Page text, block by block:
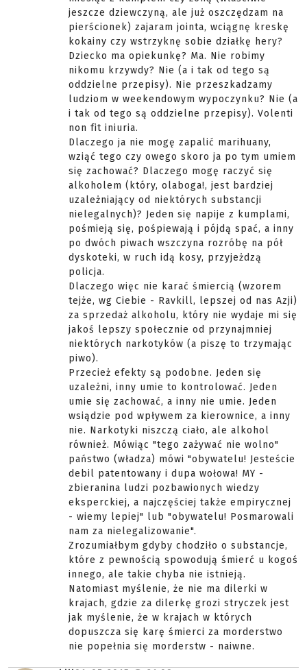
jeszcze dziewczyną, ale już oszczędzam na
pierścionek) zajaram jointa, wciągnę kreskę
kokainy czy wstrzyknę sobie działkę hery?
Dziecko ma opiekunkę? Ma. Nie robimy
nikomu krzywdy? Nie (a i tak od tego są
oddzielne przepisy). Nie przeszkadzamy
ludziom w weekendowym wypoczynku? Nie (a
i tak od tego są oddzielne przepisy). Volenti
non fit iniuria.
Dlaczego ja nie mogę zapalić marihuany,
wziąć tego czy owego skoro ja po tym umiem
się zachować? Dlaczego mogę raczyć się
alkoholem (który, olaboga!, jest bardziej
uzależniający od niektórych substancji
nielegalnych)? Jeden się napije z kumplami,
pośmieją się, pośpiewają i pójdą spać, a inny
po dwóch piwach wszczyna rozróbę na pół
dyskoteki, w ruch idą kosy, przyjeżdzą
policja.
Dlaczego więc nie karać śmiercią (wzorem
tejże, wg Ciebie - Ravkill, lepszej od nas Azji)
za sprzedaż alkoholu, który nie wydaje mi się
jakoś lepszy społecznie od przynajmniej
niektórych narkotyków (a piszę to trzymając
piwo).
Przecież efekty są podobne. Jeden się
uzależni, inny umie to kontrolować. Jeden
umie się zachować, a inny nie umie. Jeden
wsiądzie pod wpływem za kierownice, a inny
nie. Narkotyki niszczą ciało, ale alkohol
również. Mówiąc "tego zażywać nie wolno"
państwo (władza) mówi "obywatelu! Jesteście
debil patentowany i dupa wołowa! MY -
zbieranina ludzi pozbawionych wiedzy
eksperckiej, a najczęściej także empirycznej
- wiemy lepiej" lub "obywatelu! Posmarowali
nam za nielegalizowanie".
Zrozumiałbym gdyby chodziło o substancje,
które z pewnością spowodują śmierć u kogoś
innego, ale takie chyba nie istnieją.
Natomiast myślenie, że nie ma dilerki w
krajach, gdzie za dilerkę grozi stryczek jest
jak myślenie, że w krajach w których
dopuszcza się karę śmierci za morderstwo
nie popełnia się morderstw - naiwne.